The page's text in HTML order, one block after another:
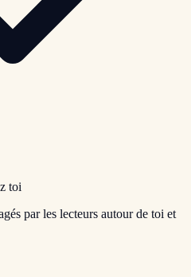
toi
par les lecteurs autour de toi et